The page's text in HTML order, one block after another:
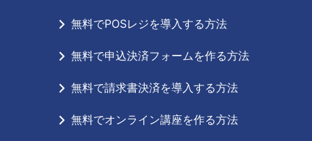
無料でPOSレジを導入する方法
無料で申込決済フォームを作る方法
無料で請求書決済を導入する方法
無料でオンライン講座を作る方法